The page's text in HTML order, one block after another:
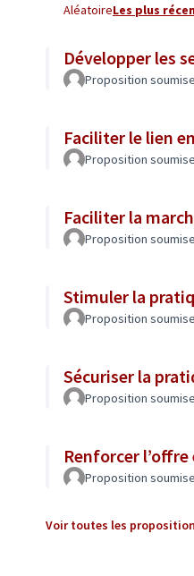
AléatoireLes plus
Développer les
Proposition
Faciliter le lien
Proposition
Faciliter la
Proposition
Stimuler la
Proposition
Sécuriser la
Proposition
Renforcer
Proposition
Voir toutes les